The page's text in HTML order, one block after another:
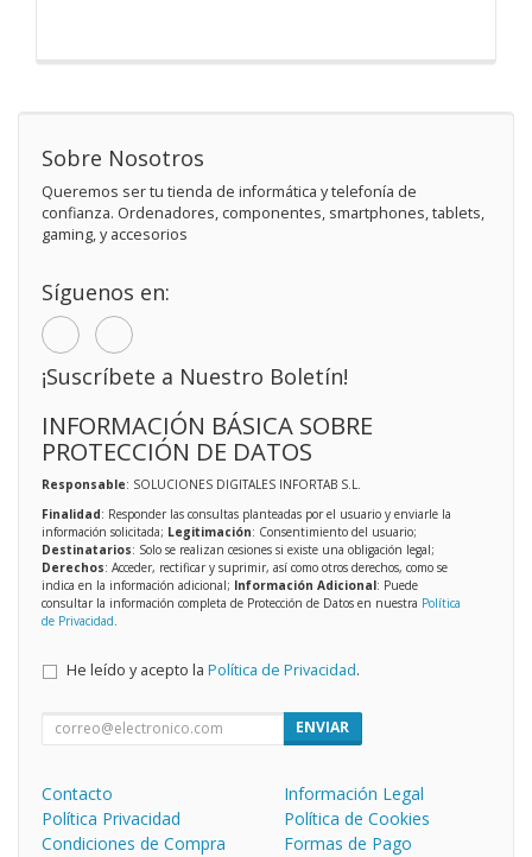
Sobre Nosotros
Queremos ser tu tienda de informática y telefonía de
confianza. Ordenadores, componentes, smartphones, tablets,
gaming, y accesorios
Síguenos en:
¡Suscríbete a Nuestro Boletín!
INFORMACIÓN BÁSICA SOBRE
PROTECCIÓN DE DATOS
Responsable: SOLUCIONES DIGITALES INFORTAB S.L.
Finalidad: Responder las consultas planteadas por el usuario y enviarle la
información solicitada; Legitimación: Consentimiento del usuario;
Destinatarios: Solo se realizan cesiones si existe una obligación legal;
Derechos: Acceder, rectificar y suprimir, así como otros derechos, como se
indica en la información adicional; Información Adicional: Puede
consultar la información completa de Protección de Datos en nuestra Política
de Privacidad
He leído y acepto la Política de Privacidad.
ENVIAR
Contacto
Información Legal
Política Privacidad
Política de Cookies
Condiciones de Compra
Formas de Pago